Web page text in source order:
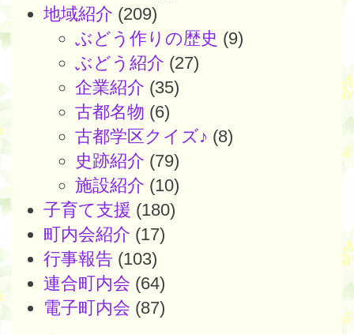
地域紹介 (209)
ぶどう作りの歴史 (9)
ぶどう紹介 (27)
企業紹介 (35)
古都名物 (6)
古都学区クイズ♪ (8)
史跡紹介 (79)
施設紹介 (10)
子育て支援 (180)
町内会紹介 (17)
行事報告 (103)
連合町内会 (64)
電子町内会 (87)